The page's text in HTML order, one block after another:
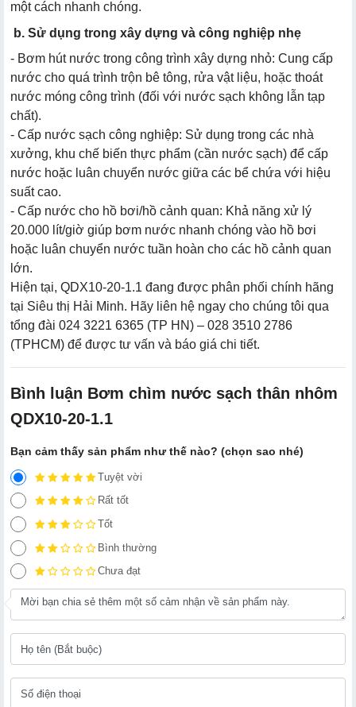
một cách nhanh chóng.
b. Sử dụng trong xây dựng và công nghiệp nhẹ
- Bơm hút nước trong công trình xây dựng nhỏ: Cung cấp
nước cho quá trình trộn bê tông, rửa vật liệu, hoặc thoát
nước móng công trình (đối với nước sạch không lẫn tạp
chất).
- Cấp nước sạch công nghiệp: Sử dụng trong các nhà
xưởng, khu chế biến thực phẩm (cần nước sạch) để cấp
nước hoặc luân chuyển nước giữa các bể chứa với hiệu
suất cao.
- Cấp nước cho hồ bơi/hồ cảnh quan: Khả năng xử lý
20.000 lít/giờ giúp bơm nước nhanh chóng vào hồ bơi
hoặc luân chuyển nước tuần hoàn cho các hồ cảnh quan
lớn.
Hiện tại, QDX10-20-1.1 đang được phân phối chính hãng
tại Siêu thị Hải Minh. Hãy liên hệ ngay cho chúng tôi qua
tổng đài 024 3221 6365 (TP HN) – 028 3510 2786
(TPHCM) để được tư vấn và báo giá chi tiết.
Bình luận Bơm chìm nước sạch thân nhôm
QDX10-20-1.1
Bạn cảm thấy sản phẩm như thế nào? (chọn sao nhé)
Tuyệt vời
Rất tốt
Tốt
Bình thường
Chưa đạt